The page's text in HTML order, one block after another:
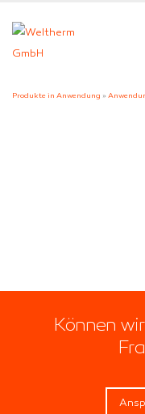
Produkte in Anwendung »
Können